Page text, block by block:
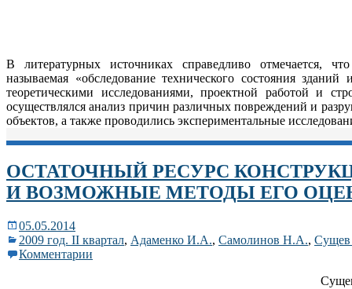
В литературных источниках справедливо отмечается,
называемая «обследование технического состояния
теоретическими исследованиями, проектной работой и
осуществлялся анализ причин различных повреждений и
объектов, а также проводились экспериментальные
ОСТАТОЧНЫЙ РЕСУРС
И ВОЗМОЖНЫЕ МЕТОДЫ ЕГО
05.05.2014
2009 год. II квартал, Адаменко И.А., Самолинов Н.А.,
Комментарии